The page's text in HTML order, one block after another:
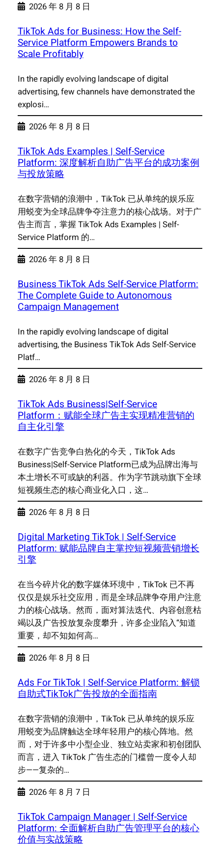
2026 年 8 月 8 日
TikTok Ads for Business: How the Self-
Service Platform Empowers Brands to
Scale Profitably
In the rapidly evolving landscape of digital
advertising, few channels have demonstrated the
explosi…
2026 年 8 月 8 日
TikTok Ads Examples | Self-Service
Platform: 深度解析自助广告平台的成功案例
与投放策略
在数字营销的浪潮中，TikTok 已从单纯的娱乐应
用蜕变为全球品牌争夺注意力的核心战场。对于广
告主而言，掌握 TikTok Ads Examples | Self-
Service Platform 的…
2026 年 8 月 8 日
Business TikTok Ads Self-Service Platform:
The Complete Guide to Autonomous
Campaign Management
In the rapidly evolving landscape of digital
advertising, the Business TikTok Ads Self-Service
Platf…
2026 年 8 月 8 日
TikTok Ads Business|Self-Service
Platform：赋能全球广告主实现精准营销的
自主化引擎
在数字广告竞争白热化的今天，TikTok Ads
Business|Self-Service Platform已成为品牌出海与
本土增长不可或缺的利器。作为字节跳动旗下全球
短视频生态的核心商业化入口，这…
2026 年 8 月 8 日
Digital Marketing TikTok | Self-Service
Platform: 赋能品牌自主掌控短视频营销增长
引擎
在当今碎片化的数字媒体环境中，TikTok 已不再
仅仅是娱乐社交应用，而是全球品牌争夺用户注意
力的核心战场。然而，面对算法迭代、内容创意枯
竭以及广告投放复杂度攀升，许多企业陷入“知道
重要，却不知如何高…
2026 年 8 月 8 日
Ads For TikTok | Self-Service Platform: 解锁
自助式TikTok广告投放的全面指南
在数字营销的浪潮中，TikTok 已从单纯的娱乐应
用蜕变为品牌触达全球年轻用户的核心阵地。然
而，对于许多中小型企业、独立站卖家和初创团队
而言，进入 TikTok 广告生态的门槛曾一度令人却
步——复杂的…
2026 年 8 月 7 日
TikTok Campaign Manager | Self-Service
Platform: 全面解析自助广告管理平台的核心
价值与实战策略